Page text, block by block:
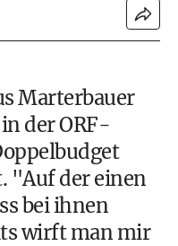
Marterbauer
der ORF-
"Auf der einen
bei ihnen
wirft man mir